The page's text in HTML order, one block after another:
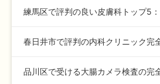
練馬区で評判の良い皮膚科トップ5